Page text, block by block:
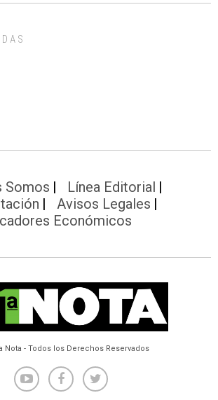
Somos
Línea Editorial
Avisos Legales
Económicos
Nota - Todos los Derechos Reservados